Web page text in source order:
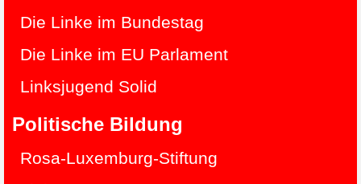
Die Linke im Bundestag
Die Linke im EU Parlament
Linksjugend Solid
Politische Bildung
Rosa-Luxemburg-Stiftung